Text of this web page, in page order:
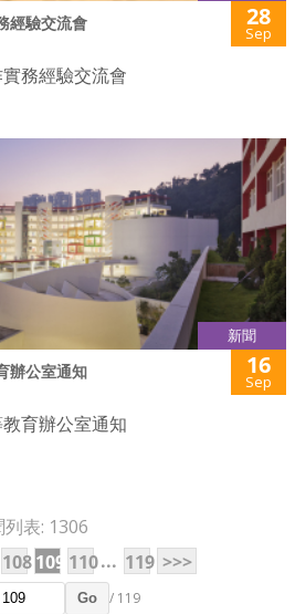
經驗交流會 28
Sep
務經驗交流會
新聞
辦公室通知 16
Sep
育辦公室通知
表: 1306
108109 110... 119 >>>
Go / 119